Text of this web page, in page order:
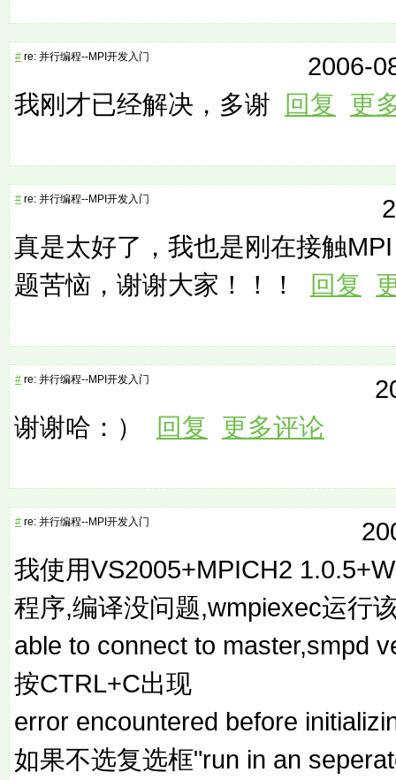
# re: 并行编程--MPI开发入门
2006-
我刚才已经解决，多谢 回复 更
# re: 并行编程--MPI开发入门
真是太好了，我也是刚在接触
题苦恼，谢谢大家！！！ 回复
# re: 并行编程--MPI开发入门
谢谢哈：） 回复 更多评论
# re: 并行编程--MPI开发入门
我使用VS2005+MPICH2
程序,编译没问题,wmpiexec运行
able to connect to master,smpd
按CTRL+C出现
error encountered before
如果不选复选框"run in an